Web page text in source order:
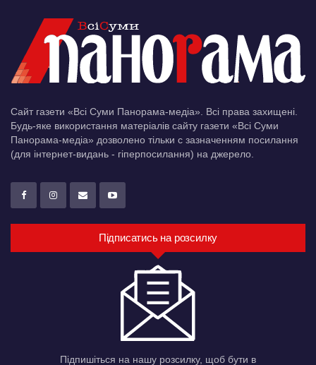
Сайт газети «Всі Суми Панорама-медіа». Всі права захищені.
Будь-яке використання матеріалів сайту газети «Всі Суми
Панорама-медіа» дозволено тільки c зазначенням посилання
(для інтернет-видань - гіперпосилання) на джерело.
Підписатись на розсилку
Підпишіться на нашу розсилку, щоб бути в